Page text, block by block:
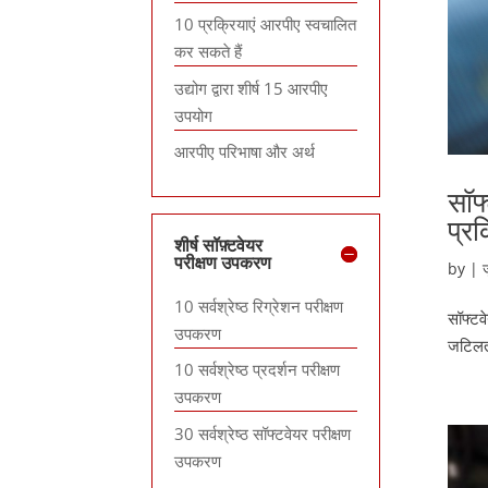
by |
10 प्रक्रियाएं आरपीए स्वचालित
कर सकते हैं
उद्योग द्वारा शीर्ष 15 आरपीए
उपयोग
आरपीए परिभाषा और अर्थ
शीर्ष सॉफ़्टवेयर
परीक्षण उपकरण
10 सर्वश्रेष्ठ रिग्रेशन परीक्षण
उपकरण
10 सर्वश्रेष्ठ प्रदर्शन परीक्षण
उपकरण
30 सर्वश्रेष्ठ सॉफ्टवेयर परीक्षण
उपकरण